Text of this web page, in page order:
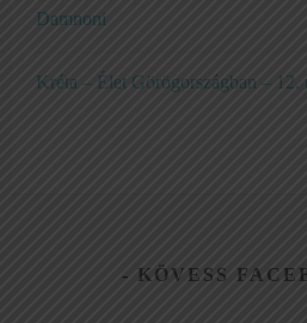
Damnoni
Kréta – Élet Görögországban – 12.
KÖVESS